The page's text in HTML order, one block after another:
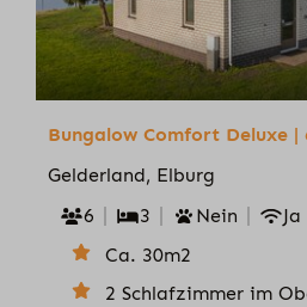
Bungalow Comfort Deluxe |
Gelderland, Elburg
6
3 Nein
Ja
Ca. 30m2
2 Schlafzimmer im